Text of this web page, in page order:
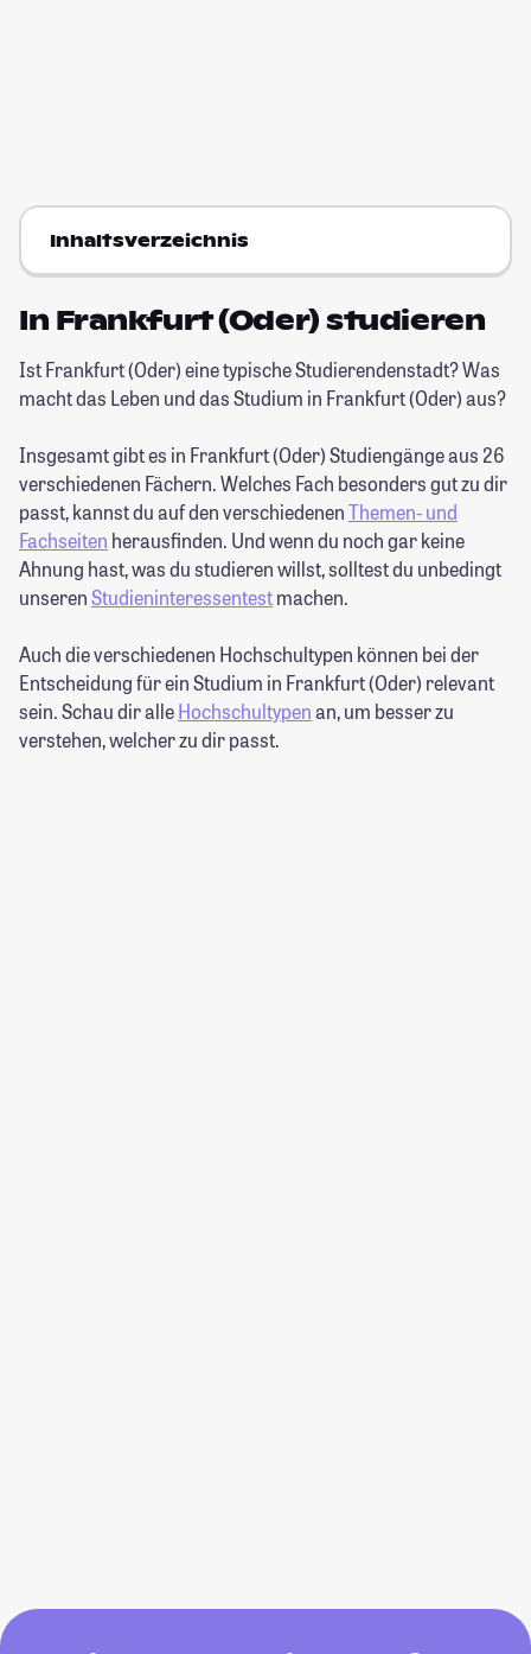
Inhaltsverzeichnis
In Frankfurt (Oder) studieren
Ist Frankfurt (Oder) eine typische Studierendenstadt? Was
macht das Leben und das Studium in Frankfurt (Oder) aus?
Insgesamt gibt es in Frankfurt (Oder) Studiengänge aus 26
verschiedenen Fächern. Welches Fach besonders gut zu dir
passt, kannst du auf den verschiedenenThemen- und
Fachseiten herausfinden. Und wenn du noch gar keine
Ahnung hast, was du studieren willst, solltest du unbedingt
unserenStudieninteressentestmachen.
Auch die verschiedenen Hochschultypen können bei der
Entscheidung für ein Studium in Frankfurt (Oder) relevant
sein. Schau dir alleHochschultypenan, um besser zu
verstehen, welcher zu dir passt.